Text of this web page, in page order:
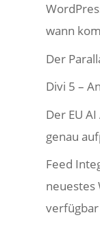
wann
Der
Divi 5 –
Der EU
genau
Feed
neuestes
verfügbar